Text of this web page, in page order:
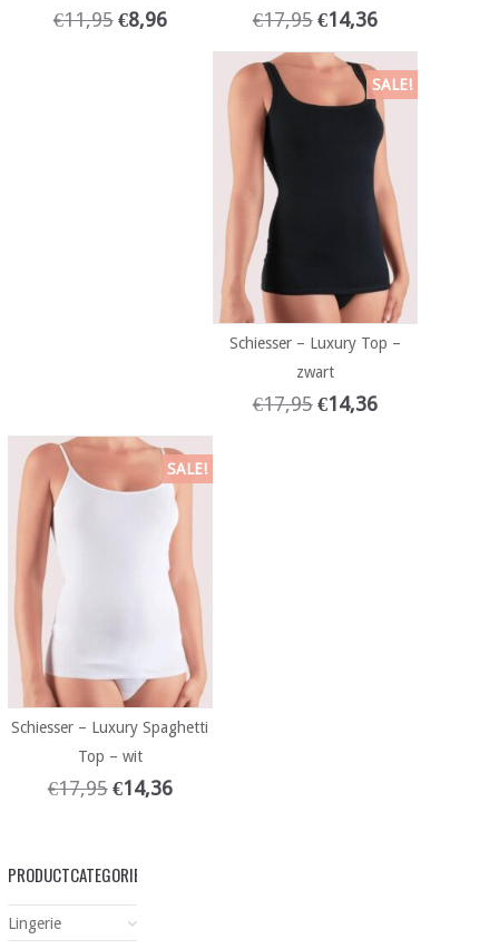
€11,95 €8,96 €17,95 €14,36
SALE!
Schiesser – Luxury Top –
zwart
€17,95 €14,36
SALE!
Schiesser – Luxury Spaghetti
Top – wit
€17,95 €14,36
PRODUCTCATEGORIEËN
Lingerie